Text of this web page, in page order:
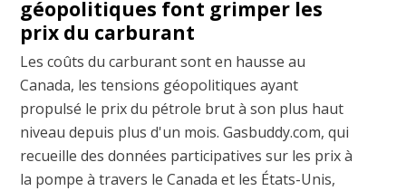
géopolitiques font grimper les
prix du carburant
Les coûts du carburant sont en hausse au
Canada, les tensions géopolitiques ayant
propulsé le prix du pétrole brut à son plus haut
niveau depuis plus d'un mois. Gasbuddy.com, qui
recueille des données participatives sur les prix à
la pompe à travers le Canada et les États-Unis,